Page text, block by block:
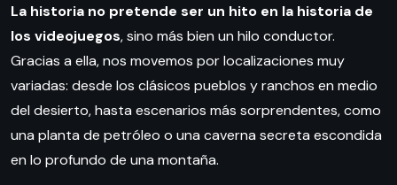
La historia no pretende ser un hito en la historia de
los videojuegos, sino más bien un hilo conductor.
Gracias a ella, nos movemos por localizaciones muy
variadas: desde los clásicos pueblos y ranchos en medio
del desierto, hasta escenarios más sorprendentes, como
una planta de petróleo o una caverna secreta escondida
en lo profundo de una montaña.